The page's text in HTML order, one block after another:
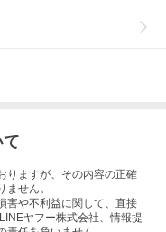
りますが、その内容の正確
せん。
害や不利益に関して、直接
ヤフー株式会社、情報提